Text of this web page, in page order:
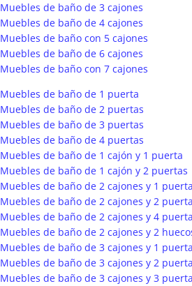
Muebles de baño de 3 cajones
Muebles de baño de 4 cajones
Muebles de baño con 5 cajones
Muebles de baño de 6 cajones
Muebles de baño con 7 cajones
Muebles de baño de 1 puerta
Muebles de baño de 2 puertas
Muebles de baño de 3 puertas
Muebles de baño de 4 puertas
Muebles de baño de 1 cajón y 1 puerta
Muebles de baño de 1 cajón y 2 puertas
Muebles de baño de 2 cajones y 1 puerta
Muebles de baño de 2 cajones y 2
Muebles de baño de 2 cajones y 4
Muebles de baño de 2 cajones y 2
Muebles de baño de 3 cajones y 1 puerta
Muebles de baño de 3 cajones y 2
Muebles de baño de 3 cajones y 3